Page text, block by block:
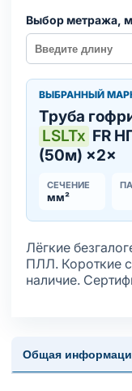
Выбор метража, м
ВЫБРАННЫЙ
Труба
LSLTx FR
(50м) ×2×
СЕЧЕНИЕ
мм²
Лёгкие
ПЛЛ. Короткие
наличие.
Общая